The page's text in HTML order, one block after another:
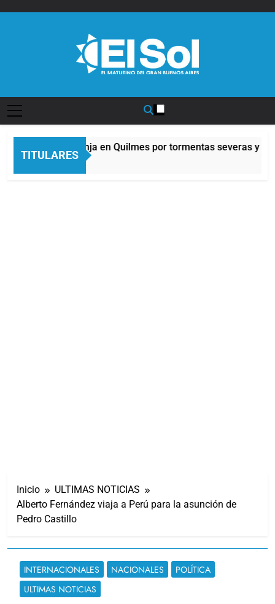
TITULARES
Alerta naranja en Quilmes por tormentas severas y
8 Horas Atrás
Inicio
ULTIMAS NOTICIAS
Alberto Fernández viaja a Perú para la asunción de
Pedro Castillo
INTERNACIONALES NACIONALES
POLÍTICA
ULTIMAS NOTICIAS